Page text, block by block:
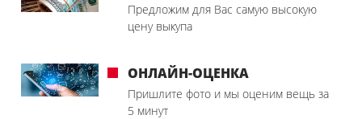
Предложим для Вас самую высокую
цену выкупа
ОНЛАЙН-ОЦЕНКА
Пришлите фото и мы оценим вещь за
5 минут